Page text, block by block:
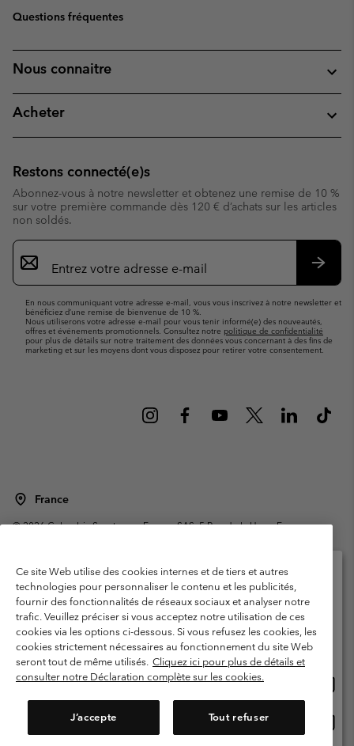
Questions fréquentes
Nous connaitre
Acheter
Restons connecté(e)s
Abonnez-vous à notre newsletter et obtenez une remise de 10 %
sur votre première commande dès 120 € d’achats sur les articles
non soldés.
Inscription
par
e-
En nous communiquant votre adresse e-mail, vous vous inscrivez à notre newsletter et
bénéficiez d’une remise de bienvenue de 10 %.
Nous utiliserons votre adresse e-mail pour vous tenir informé(e) des nouveautés,
offres et événements promotionnels. Consultez notre politique de confidentialité
pour plus de détails sur notre traitement des données vous concernant à des fins de
marketing et sur les moyens dont vous disposez pour retirer votre consentement.
France
©2026Columbia Sportswear Europe SAS. 5 Rue de la Haye, Espace
Garanties Légales
Politique de confidentialité
Conditions d'utilisation - Membres
Conditions D'utilisation - Contenu généré par l'utilisateur
Impressum
Cookies
Public CBCR
Service client: Lun - Sam de 9h à 13h et de 14h à 18h
Ce site Web utilise des cookies internes et de tiers et autres
technologies pour personnaliser le contenu et les publicités,
fournir des fonctionnalités de réseaux sociaux et analyser notre
trafic. Veuillez préciser si vous acceptez notre utilisation de ces
cookies via les options ci-dessous. Si vous refusez les cookies, les
cookies strictement nécessaires au fonctionnement du site Web
seront tout de même utilisés. Cliquez ici pour plus de détails et
consulter notre Déclaration complète sur les cookies.
J’accepte Tout refuser
Veuillez sélectionner votre pays d’expédition et
votre langue
Achats en ligne disponibles
United States
ligne
France